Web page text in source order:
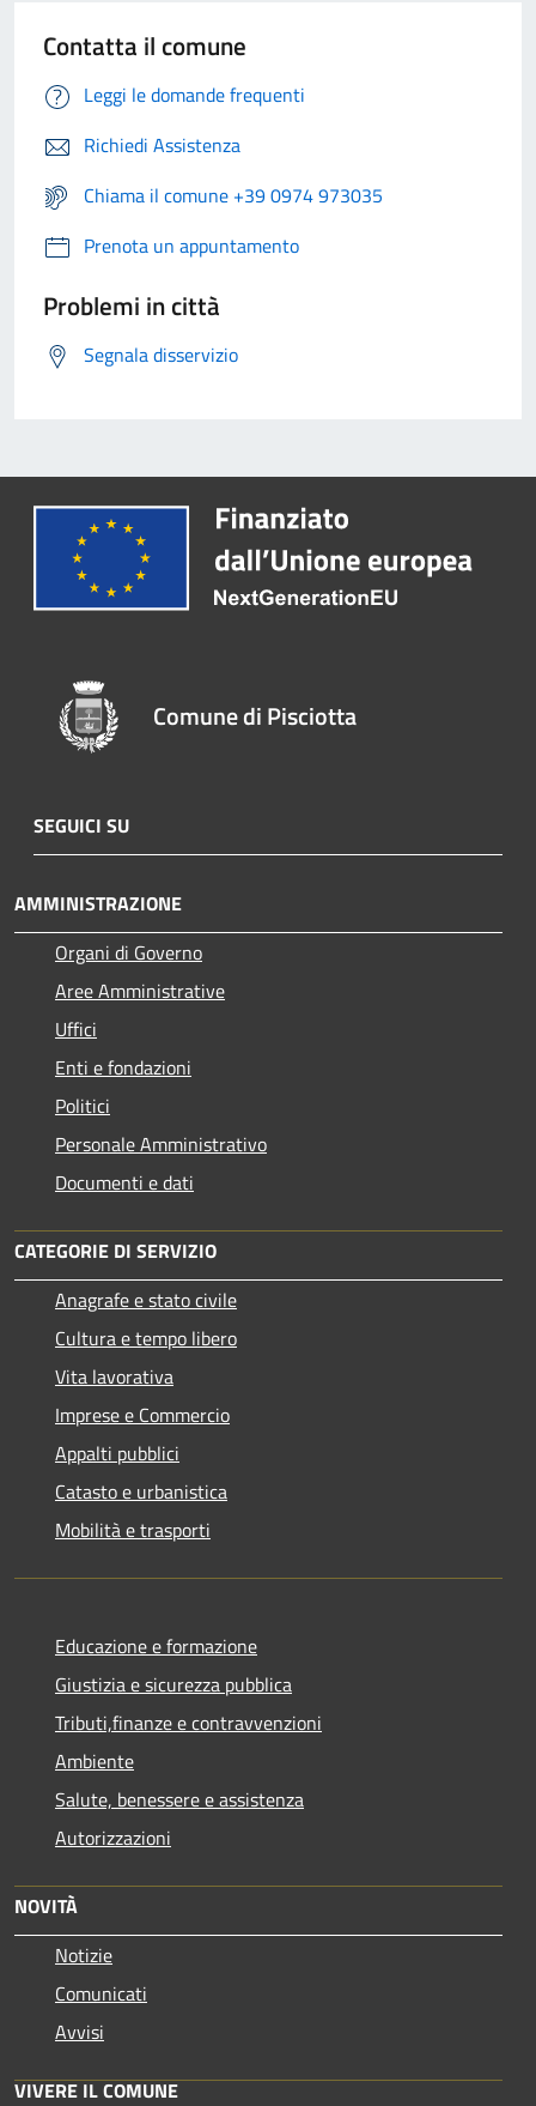
Contatta il comune
Leggi le domande frequenti
Richiedi Assistenza
Chiama il comune +39 0974 973035
Prenota un appuntamento
Problemi in città
Segnala disservizio
Comune di Pisciotta
SEGUICI SU
AMMINISTRAZIONE
Organi di Governo
Aree Amministrative
Uffici
Enti e fondazioni
Politici
Personale Amministrativo
Documenti e dati
CATEGORIE DI SERVIZIO
Anagrafe e stato civile
Cultura e tempo libero
Vita lavorativa
Imprese e Commercio
Appalti pubblici
Catasto e urbanistica
Mobilità e trasporti
Educazione e formazione
Giustizia e sicurezza pubblica
Tributi,finanze e contravvenzioni
Ambiente
Salute, benessere e assistenza
Autorizzazioni
NOVITÀ
Notizie
Comunicati
Avvisi
VIVERE IL COMUNE